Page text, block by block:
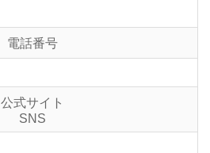
電話番号
公式サイト
SNS